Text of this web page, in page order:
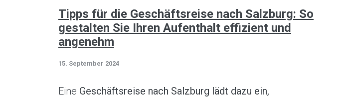
Tipps für die Geschäftsreise nach Salzburg: So
gestalten Sie Ihren Aufenthalt effizient und
angenehm
15. September 2024
Eine Geschäftsreise nach Salzburg lädt dazu ein,